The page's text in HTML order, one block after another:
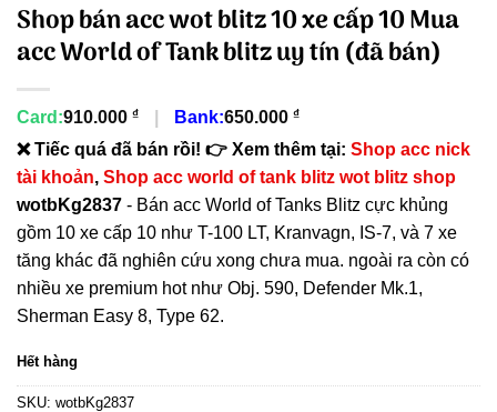
Shop bán acc wot blitz 10 xe cấp 10 Mua
acc World of Tank blitz uy tín (đã bán)
Card:910.000 ₫ Bank:650.000 ₫
❌ Tiếc quá đã bán rồi! 👉 Xem thêm tại: Shop acc nick
tài khoản, Shop acc world of tank blitz wot blitz shop
wotbKg2837 - Bán acc World of Tanks Blitz cực khủng
gồm 10 xe cấp 10 như T-100 LT, Kranvagn, IS-7, và 7 xe
tăng khác đã nghiên cứu xong chưa mua. ngoài ra còn có
nhiều xe premium hot như Obj. 590, Defender Mk.1,
Sherman Easy 8, Type 62.
Hết hàng
SKU: wotbKg2837